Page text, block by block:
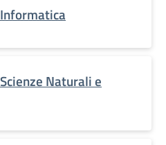
Naturali e